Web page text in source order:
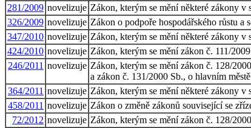
281/2009 novelizuje Zákon, kterým se mění některé zákony v
326/2009 novelizuje Zákon o podpoře hospodářského růstu a
347/2010 novelizuje Zákon, kterým se mění některé zákony
424/2010 novelizuje Zákon, kterým se mění zákon č. 111/
246/2011 novelizuje Zákon, kterým se mění zákon č. 128/
a zákon č. 131/2000 Sb., o hlavním
364/2011 novelizuje Zákon, kterým se mění některé zákony
458/2011 novelizuje Zákon o změně zákonů související se
72/2012 novelizuje Zákon, kterým se mění zákon č. 128/